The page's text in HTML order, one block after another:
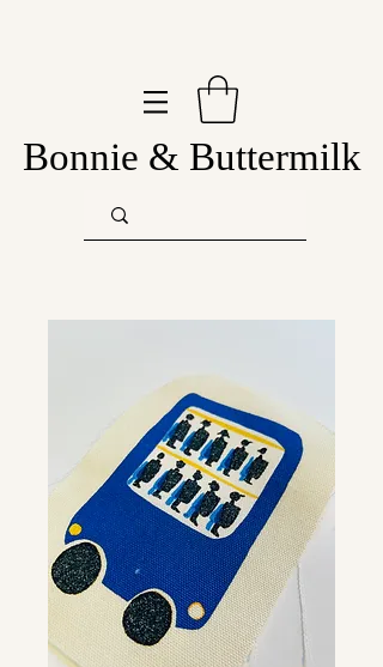
Bonnie & Buttermilk